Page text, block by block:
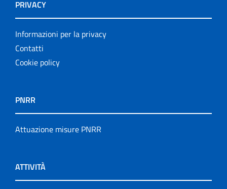
PRIVACY
Informazioni per la privacy
Contatti
Cookie policy
PNRR
Attuazione misure PNRR
ATTIVITÀ